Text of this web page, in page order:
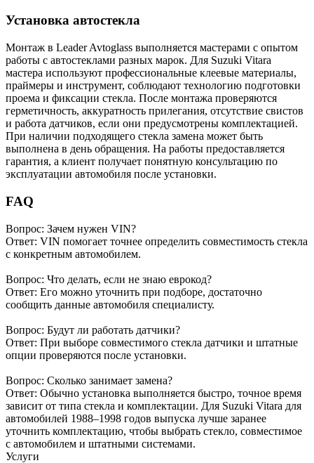
Установка автостекла
Монтаж в Leader Avtoglass выполняется мастерами с опытом
работы с автостеклами разных марок. Для Suzuki Vitara
мастера используют профессиональные клеевые материалы,
праймеры и инструмент, соблюдают технологию подготовки
проема и фиксации стекла. После монтажа проверяются
герметичность, аккуратность прилегания, отсутствие свистов
и работа датчиков, если они предусмотрены комплектацией.
При наличии подходящего стекла замена может быть
выполнена в день обращения. На работы предоставляется
гарантия, а клиент получает понятную консультацию по
эксплуатации автомобиля после установки.
FAQ
Вопрос: Зачем нужен VIN?
Ответ: VIN помогает точнее определить совместимость стекла
с конкретным автомобилем.
Вопрос: Что делать, если не знаю еврокод?
Ответ: Его можно уточнить при подборе, достаточно
сообщить данные автомобиля специалисту.
Вопрос: Будут ли работать датчики?
Ответ: При выборе совместимого стекла датчики и штатные
опции проверяются после установки.
Вопрос: Сколько занимает замена?
Ответ: Обычно установка выполняется быстро, точное время
зависит от типа стекла и комплектации. Для Suzuki Vitara для
автомобилей 1988–1998 годов выпуска лучше заранее
уточнить комплектацию, чтобы выбрать стекло, совместимое
с автомобилем и штатными системами.
Услуги